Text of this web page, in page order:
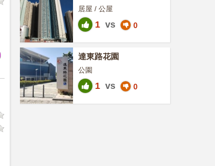
居屋 / 公屋
1 vs 0
達東路花園
公園
1 vs 0